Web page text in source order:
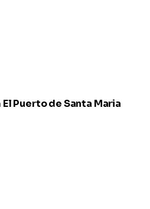
Puerto de Santa Maria